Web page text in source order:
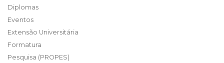
Diplomas
Eventos
Extensão Universitária
Formatura
Pesquisa (PROPES)